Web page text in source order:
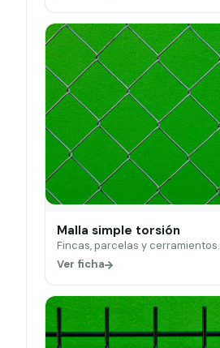
Malla simple torsión
Fincas, parcelas y cerramientos.
Ver ficha